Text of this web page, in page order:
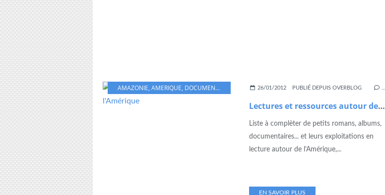
AMAZONIE, AMERIQUE, DOCUMENTAIRE LECTURE,LECTURE SUIVIE,TAPUSCRIT
26/01/2012 PUBLIÉ DEPUIS OVERBLOG
Lectures et ressources autour de l'Amérique
Liste à complèter de petits romans, albums,
documentaires... et leurs exploitations en
lecture autour de l'Amérique,...
EN SAVOIR PLUS